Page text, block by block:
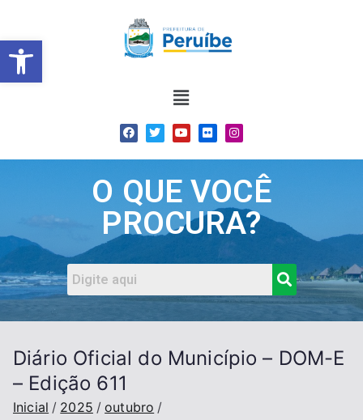
Barra de Ferramentas
O QUE VOCÊ
PROCURA?
Diário Oficial do Município – DOM-E
– Edição 611
Inicial 2025
outubro